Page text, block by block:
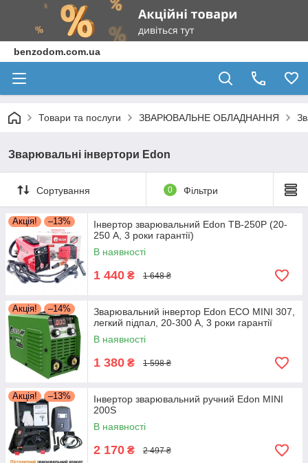
benzodom.com.ua
Товари та послуги ЗВАРЮВАЛЬНЕ ОБЛАДНАННЯ
Зварювальні інвертори Edon
Сортування 0 Фільтри
Акція! –13%
Інвертор зварювальний Edon TB-250P (20-
250 А, 3 роки гарантії)
В наявності
1 440 ₴ 1 648 ₴
Акція! –14%
Зварювальний інвертор Edon ECO MINI 307,
легкий підпал, 20-300 А, 3 роки гарантії
В наявності
1 380 ₴ 1 598 ₴
Акція! –13%
Інвертор зварювальний ручний Edon MINI
200S
В наявності
2 170 ₴ 2 497 ₴